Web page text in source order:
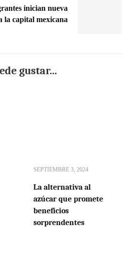
inician nueva
la capital mexicana
gustar...
SEPTIEMBRE 3, 2024
La alternativa al
azúcar que promete
beneficios
sorprendentes